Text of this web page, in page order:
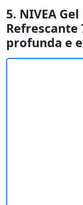
5. NIVEA
Refrescante
profunda e